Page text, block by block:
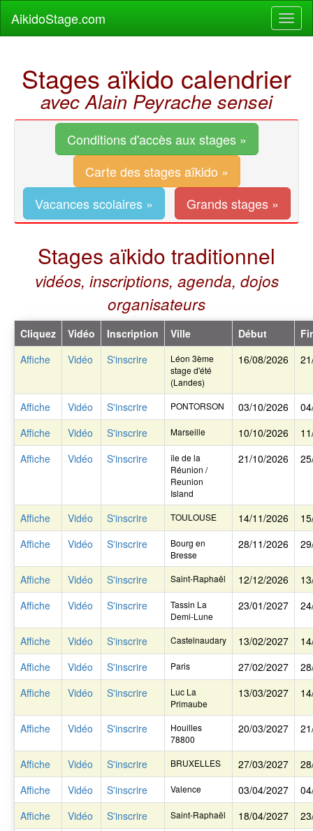
AikidoStage.com
Stages aïkido calendrier
avec Alain Peyrache sensei
Conditions d'accès aux stages »
Carte des stages aïkido »
Vacances scolaires »
Grands stages »
Stages aïkido traditionnel
vidéos, inscriptions, agenda, dojos
organisateurs
Cliquez Vidéo Inscription Ville Début
Affiche
Vidéo S'inscrire
Léon 3ème
stage d'été
(Landes)
16/08/2026
Affiche Vidéo S'inscrire PONTORSON 03/10/2026
Affiche
Vidéo S'inscrire Marseille 10/10/2026
Affiche
Vidéo S'inscrire
île de la
Réunion /
Reunion
Island
21/10/2026
Affiche Vidéo S'inscrire TOULOUSE 14/11/2026
Affiche
Vidéo S'inscrire
Bourg en
Bresse
28/11/2026
Affiche Vidéo S'inscrire Saint-Raphaël 12/12/2026
Affiche
Vidéo S'inscrire
Tassin La
Demi-Lune
23/01/2027
Affiche Vidéo S'inscrire Castelnaudary 13/02/2027
Affiche
Vidéo S'inscrire Paris 27/02/2027
Affiche
Vidéo S'inscrire
Luc La
Primaube
13/03/2027
Affiche Vidéo S'inscrire
Houilles
78800
20/03/2027
Affiche Vidéo S'inscrire BRUXELLES 27/03/2027
Affiche
Vidéo S'inscrire Valence 03/04/2027
Affiche
Vidéo S'inscrire Saint-Raphaël 18/04/2027